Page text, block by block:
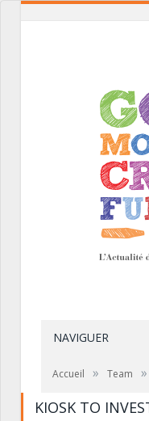
NAVIGUER
Accueil » Team »
KIOSK TO